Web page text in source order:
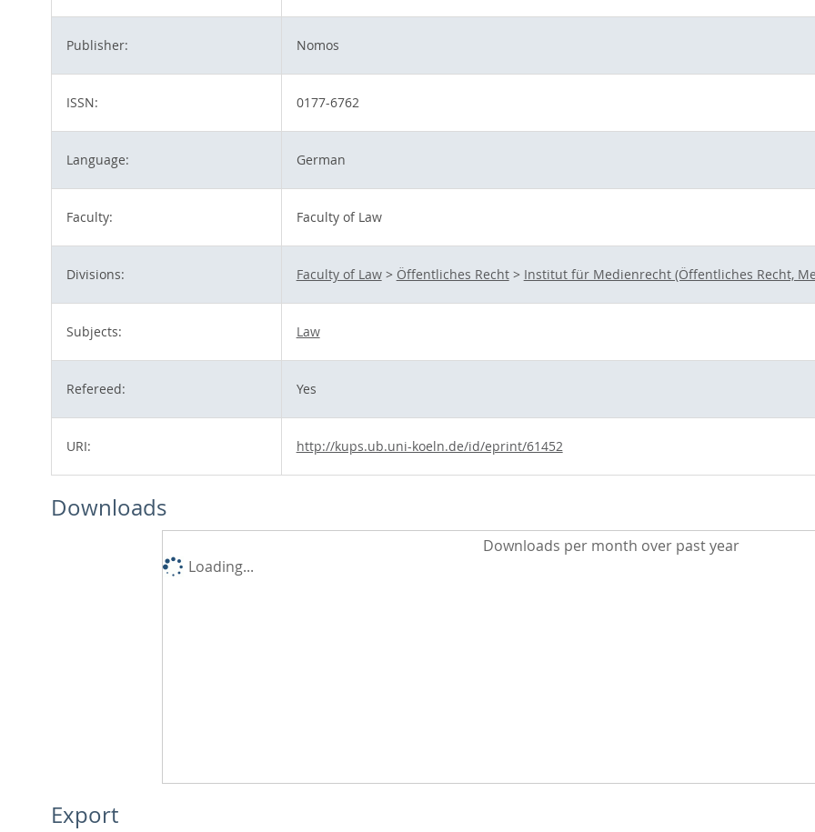
Publisher: Nomos
ISSN: 0177-6762
Language: German
Faculty: Faculty of Law
Divisions: Faculty of Law> Öffentliches Recht> Institut für Medienrecht (Öffentliches Recht,
Subjects: Law
Refereed: Yes
URI: http://kups.ub.uni-koeln.de/id/eprint/61452
Downloads
Downloads per month over past year
Loading...
Export